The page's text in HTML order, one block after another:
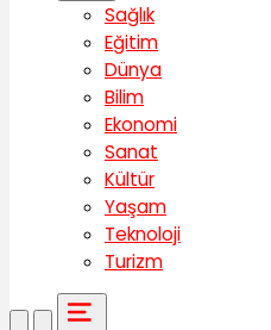
Sağlık
Eğitim
Dünya
Bilim
Ekonomi
Sanat
Kültür
Yaşam
Teknoloji
Turizm